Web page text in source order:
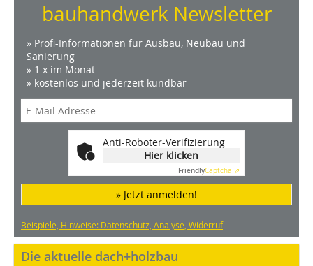
bauhandwerk Newsletter
» Profi-Informationen für Ausbau, Neubau und
Sanierung
» 1 x im Monat
» kostenlos und jederzeit kündbar
Anti-Roboter-Verifizierung
Hier klicken
FriendlyCaptcha ⇗
» Jetzt anmelden!
Beispiele, Hinweise: Datenschutz, Analyse, Widerruf
Die aktuelle dach+holzbau